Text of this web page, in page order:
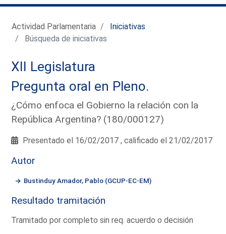
Actividad Parlamentaria
Iniciativas
Búsqueda de iniciativas
XII Legislatura
Pregunta oral en Pleno.
¿Cómo enfoca el Gobierno la relación con la
República Argentina? (180/000127)
Presentado el 16/02/2017 , calificado el 21/02/2017
Autor
Bustinduy Amador, Pablo (GCUP-EC-EM)
Resultado tramitación
Tramitado por completo sin req. acuerdo o decisión